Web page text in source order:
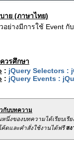
าย (ภาษาไทย)
อย่างมีการใช้ Event กั
วรศึกษา
: jQuery Selectors :
: jQuery Events :
วกับบทความ
หนึ่งของบทความได้เรียบเรี
ค้ดและคำสั่งใช้งานได้ฟรีส